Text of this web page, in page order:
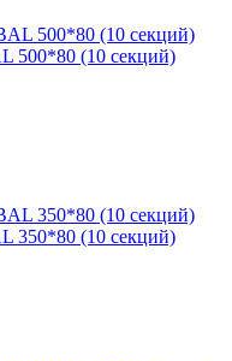
500*80 (10 секций)
350*80 (10 секций)